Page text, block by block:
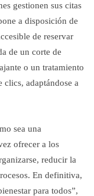
gestionen sus citas
a disposición de
de reservar
de un corte de
o un tratamiento
adaptándose a
sea una
ofrecer a los
reducir la
En definitiva,
para todos”,